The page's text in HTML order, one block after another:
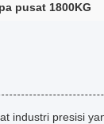
pusat 1800KG
industri presisi